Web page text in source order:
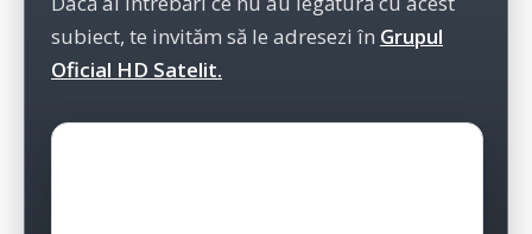
subiect, te invităm să le adresezi în Grupul
Oficial HD Satelit.